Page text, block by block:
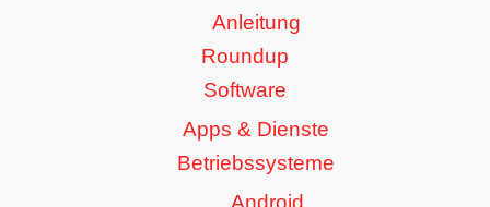
Anleitung
Roundup
Software
Apps & Dienste
Betriebssysteme
Android